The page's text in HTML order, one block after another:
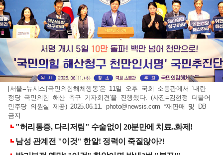
[서울=뉴시스]'국민의힘해체행동'은 11일 오후 국회 소통관에서 '내란
정당 국민의힘 해산 촉구 기자회견'을 진행했다. (사진=김현정 더불어
민주당 의원실 제공) 2025.06.11. photo@newsis.com *재판매 및 DB
금지